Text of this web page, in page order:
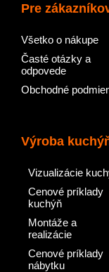
Pre
Všetko o nákupe
Časté otázky a
odpovede
Obchodné
Výroba
Vizualizácie
Cenové príklady
kuchýň
Montáže a
realizácie
Cenové príklady
nábytku